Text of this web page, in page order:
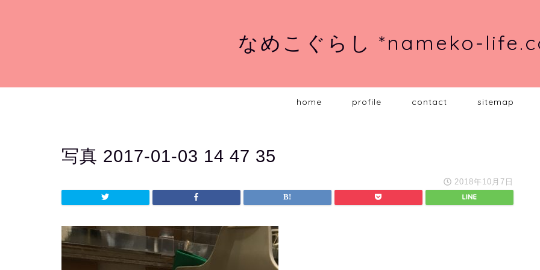
なめこぐらし *nameko-
home profile contact sitemap
写真 2017-01-03 14 47 35
2018年10月7日